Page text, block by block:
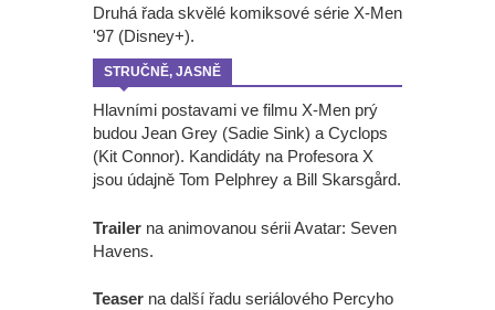
Druhá řada skvělé komiksové série X-Men
'97 (Disney+).
STRUČNĚ, JASNĚ
Hlavními postavami ve filmu X-Men prý
budou Jean Grey (Sadie Sink) a Cyclops
(Kit Connor). Kandidáty na Profesora X
jsou údajně Tom Pelphrey a Bill Skarsgård.
Trailer na animovanou sérii Avatar: Seven
Havens.
Teaser na další řadu seriálového Percyho